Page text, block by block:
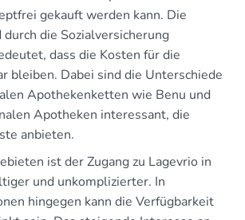
gekauft werden kann. Die
die Sozialversicherung
dass die Kosten für die
bleiben. Dabei sind die Unterschiede
Apothekenketten wie Benu und
Apotheken interessant, die
anbieten.
ist der Zugang zu Lagevrio in
und unkomplizierter. In
hingegen kann die Verfügbarkeit